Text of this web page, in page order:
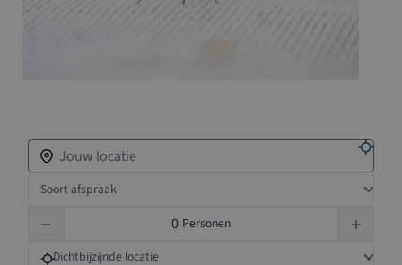
Zoek een vaccinatiepunt in de buurt
Soort afspraak
Personen
Dichtbijzijnde locatie